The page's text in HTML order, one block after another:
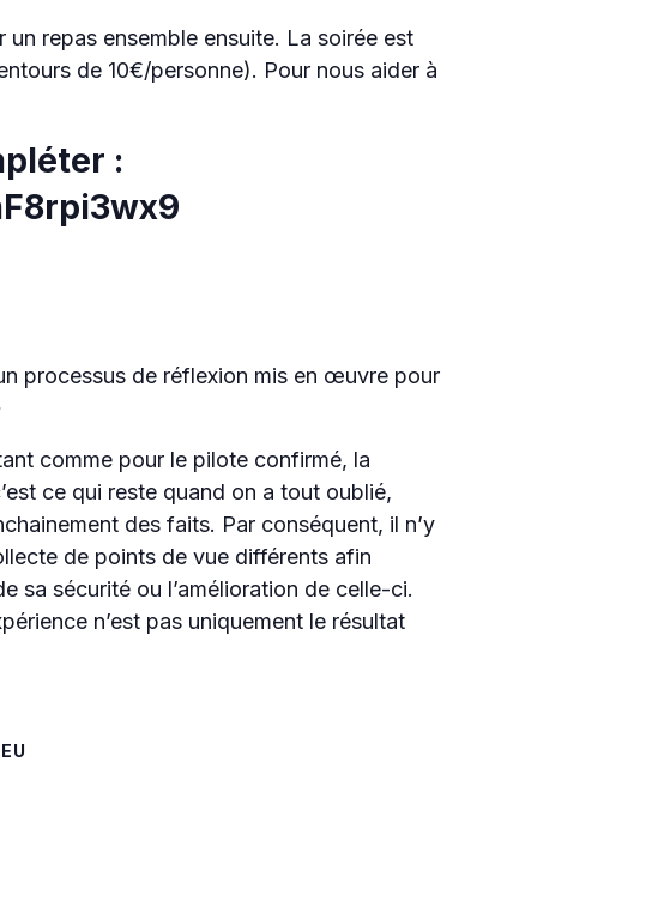
repas ensemble ensuite. La soirée est
de 10€/personne). Pour nous aider à
:
processus de réflexion mis en œuvre pour
comme pour le pilote confirmé, la
ce qui reste quand on a tout oublié,
des faits. Par conséquent, il n’y
de points de vue différents afin
sa sécurité ou l’amélioration de celle-ci.
n’est pas uniquement le résultat